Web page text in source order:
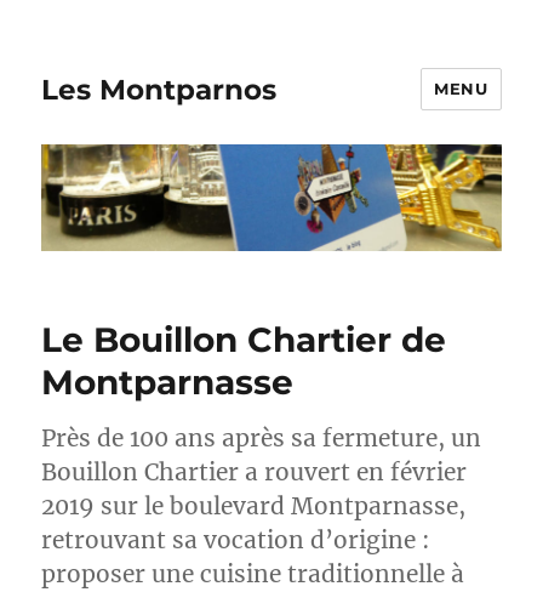
Les Montparnos MENU
Le Bouillon Chartier de
Montparnasse
Près de 100 ans après sa fermeture, un
Bouillon Chartier a rouvert en février
2019 sur le boulevard Montparnasse,
retrouvant sa vocation d’origine :
proposer une cuisine traditionnelle à